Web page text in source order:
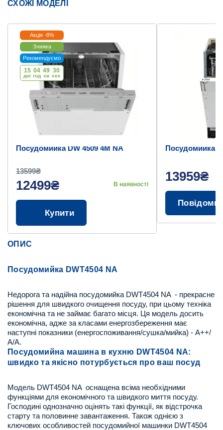
СХОЖІ МОДЕЛІ
Акція -8%
Знижка
Рекомендуємо
15
дні
04
год
49
хв
30
cек
Посудомийка DW 4509 4M NA
13599₴
12499₴ В наявності
Купити
Посудомийка
13959₴
ОПИС
Посудомийка DWT4504 NA
Недорога та надійна посудомийка DWT4504 NA - прекрасне
рішення для швидкого очищення посуду, при цьому техніка
економічна та не займає багато місця. Ця модель досить
економічна, адже за класами енергозбереження має
наступні показники (енергоспоживання/сушка/мийка) - А++/
А/А.
Посудомийна машина в кухню DWT4504 NA:
швидко та якісно потурбується про ваш посуд
Модель DWT4504 NA оснащена всіма необхідними
функціями для економічного та швидкого миття посуду.
Господині однозначно оцінять такі функції, як відстрочка
старту та половинне завантаження. Також однією з
ключових особливостей посудомийної машинки DWT4504